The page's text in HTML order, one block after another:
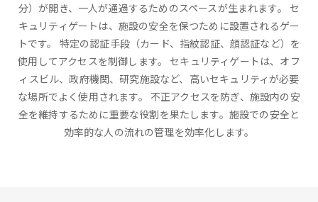
分）が開き、一人が通過するためのスペースが生まれます。 セ
キュリティゲートは、施設の安全を保つために設置されるゲー
トです。 特定の認証手段（カード、指紋認証、顔認証など）を
使用してアクセスを制御します。 セキュリティゲートは、オフ
ィスビル、政府機関、研究施設など、高いセキュリティが必要
な場所でよく使用されます。 不正アクセスを防ぎ、施設内の安
全を維持するために重要な役割を果たします。施設での安全と
効率的な人の流れの管理を効率化します。